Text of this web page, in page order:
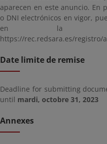
aparecen en este anuncio. En
o DNI electrónicos en vigor,
en la
https://rec.redsara.es/registro/
Date limite de remise
Deadline for submitting
until mardi, octobre 31, 2023
Annexes